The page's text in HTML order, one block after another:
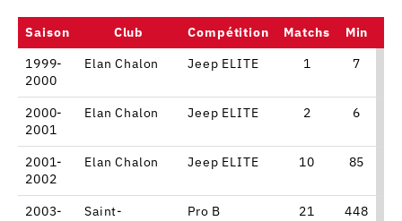
Saison Club Compétition Matchs Min
1999-
2000
Elan Chalon Jeep ELITE 1 7
2000-
2001
Elan Chalon Jeep ELITE 2 6
2001-
2002
Elan Chalon Jeep ELITE 10 85
2003-
Saint-
Pro B 21 448